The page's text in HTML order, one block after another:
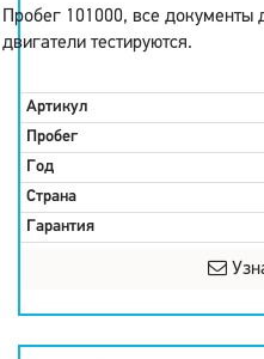
Пробег 101000, все
двигатели тестируются.
Артикул
Пробег
Год
Страна
Гарантия